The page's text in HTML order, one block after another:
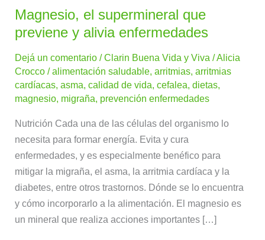
Magnesio, el supermineral que
previene y alivia enfermedades
Dejá un comentario /Clarin Buena Vida y Viva /Alicia
Crocco/alimentación saludable,arritmias,arritmias
cardíacas,asma,calidad de vida,cefalea,dietas,
magnesio, migraña, prevención enfermedades
Nutrición Cada una de las células del organismo lo
necesita para formar energía. Evita y cura
enfermedades, y es especialmente benéfico para
mitigar la migraña, el asma, la arritmia cardíaca y la
diabetes, entre otros trastornos. Dónde se lo encuentra
y cómo incorporarlo a la alimentación. El magnesio es
un mineral que realiza acciones importantes […]
Magnesio,
el
que
previene
enfermedades